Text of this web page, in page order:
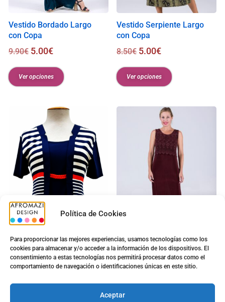
Política de Cookies
Para proporcionar las mejores experiencias, usamos tecnologías como los
cookies para almacenar y/o acceder a la información de los dispositivos. El
consentimiento a estas tecnologías nos permitirá procesar datos como el
comportamiento de navegación o identificaciones únicas en este sitio.
Aceptar
Vestido Bordado Largo
con Copa
9.90€ 5.00€
Ver opciones
Vestido Serpiente Largo
con Copa
8.50€ 5.00€
Ver opciones
Camiseta Sra. N5019
13.90€ 5.00€
Vestido Encaje Largo Tiro
Ancho